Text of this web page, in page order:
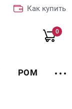
Как купить
0
РОМ